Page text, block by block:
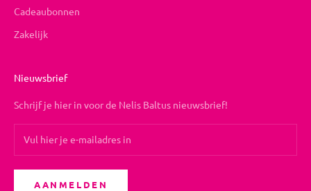
Cadeaubonnen
Zakelijk
Nieuwsbrief
Schrijf je hier in voor de Nelis Baltus nieuwsbrief!
AANMELDEN